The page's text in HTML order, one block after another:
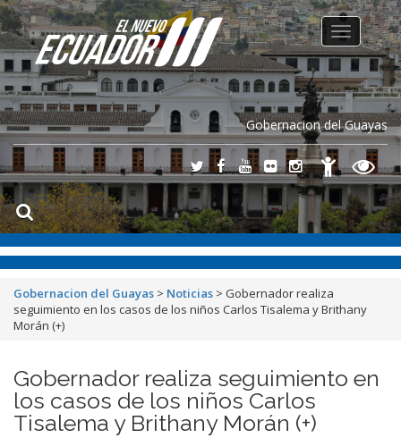
Gobernacion del Guayas
Toggle
navigation
Gobernacion del Guayas > Noticias > Gobernador realiza
seguimiento en los casos de los niños Carlos Tisalema y Brithany
Morán (+)
Gobernador realiza seguimiento en
los casos de los niños Carlos
Tisalema y Brithany Morán (+)